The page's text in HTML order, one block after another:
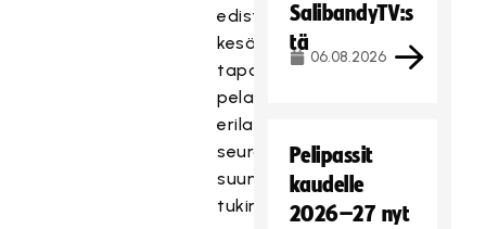
edistämässä
kesällä
tapahtuvaa
pelaamista
erilaisin,
seuroille
suunnatuin
tukimuodoin.
SalibandyTV:s
tä
06.08.2026
Pelipassit
kaudelle
2026–27 nyt